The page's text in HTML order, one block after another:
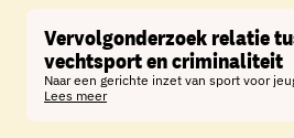
Vervolgonderzoek relatie
vechtsport en criminaliteit
Naar een gerichte inzet van sport voor
Lees meer